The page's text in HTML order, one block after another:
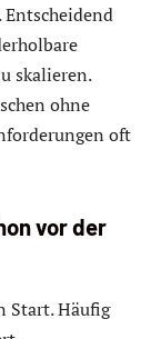
skalieren.
ohne
oft
vor der
Start. Häufig